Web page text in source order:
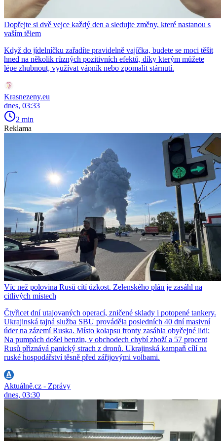
Dopřejte si dvě vejce každý den a sledujte změny, které nastanou s
vaším tělem
Když do jídelníčku zařadíte pravidelně vajíčka, budete se moci těšit
hned na několik různých pozitivních efektů, díky kterým můžete
lépe zhubnout, využívat vápník nebo zpomalit stárnutí.
Krasnezeny.eu
dnes, 03:33
2 min
Reklama
Víc než polovina Rusů cítí úzkost. Zelenského plán je zasáhl na
citlivých místech
Čtyřicet dní utajovaných operací, zničené sklady i potopené tankery.
Ukrajinská tajná služba SBU prováděla posledních 40 dní masivní
úder na zázemí Ruska. Místo kolapsu fronty zasáhla obyčejné lidi:
Na pumpách došel benzin, v obchodech chybí zboží a 57 procent
Rusů přiznává panický strach z dronů. Ukrajinská kampaň cílí na
ruské hospodářství těsně před zářijovými volbami.
Aktuálně.cz - Zprávy
dnes, 03:30